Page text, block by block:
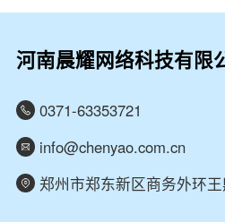
河南晨耀网络科技有限
0371-63353721
info@chenyao.com.cn
郑州市郑东新区商务外环